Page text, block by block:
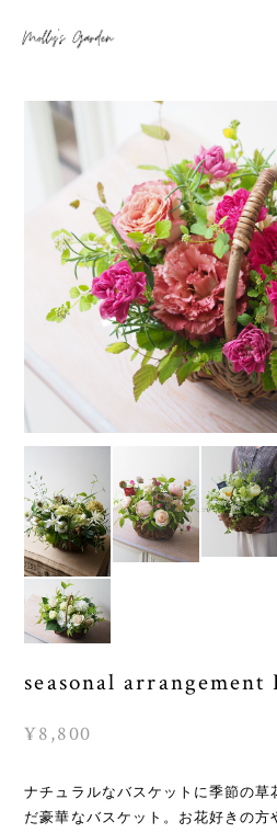
seasonal arrangement
¥8,800
ナチュラルなバスケットに季節の草
だ豪華なバスケット。お花好きの方